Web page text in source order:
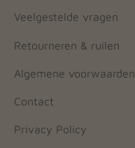
Veelgestelde vragen
Retourneren & ruilen
Algemene voorwaarden
Contact
Privacy Policy